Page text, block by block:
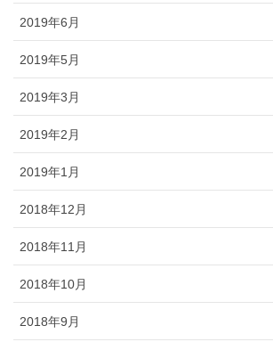
2019年6月
2019年5月
2019年3月
2019年2月
2019年1月
2018年12月
2018年11月
2018年10月
2018年9月